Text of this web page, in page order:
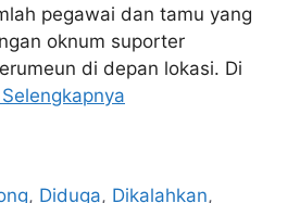
pegawai dan tamu yang
oknum suporter
di depan lokasi. Di
, Diduga, Dikalahkan,